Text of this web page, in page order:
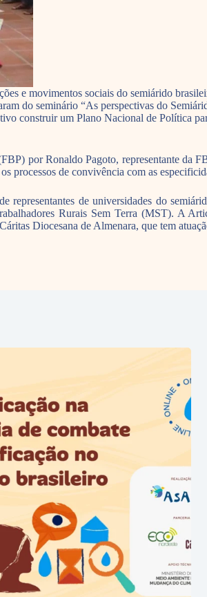
e movimentos sociais do semiárido
do seminário “As perspectivas do
objetivo construir um Plano Nacional
por Ronaldo Pagoto, representante da
processos de convivência com as
de universidades do
Rurais Sem Terra (MST). A
Diocesana de Almenara, que tem